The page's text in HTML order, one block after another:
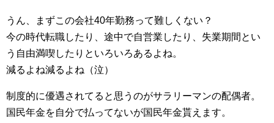
うん、まずこの会社40年勤務って難しくない？
今の時代転職したり、途中で自営業したり、失業期間とい
う自由満喫したりといろいろあるよね。
減るよね減るよね（泣）
制度的に優遇されてると思うのがサラリーマンの配偶者。
国民年金を自分で払ってないが国民年金貰えます。